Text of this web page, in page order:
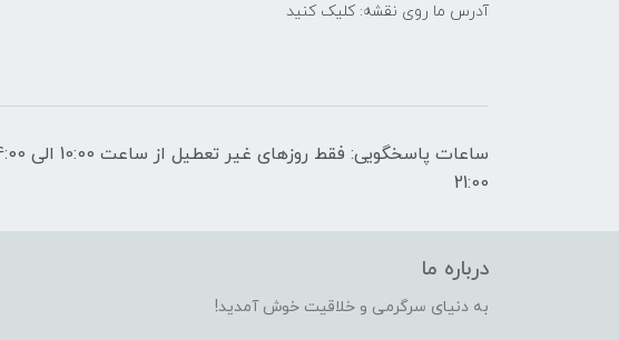
آدرس ما روی نقشه: کلیک کنید
21:00
درباره ما
به دنیای سرگرمی و خلاقیت خوش آمدید!